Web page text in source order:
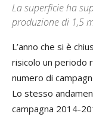
La superficie ha
produzione di 1,5
L’anno che si è
risicolo un periodo
numero di
Lo stesso
campagna 2014-